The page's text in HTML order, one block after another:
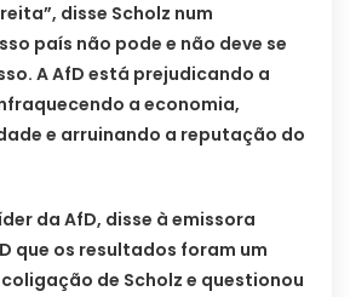
disse Scholz num
país não pode e não deve se
A AfD está prejudicando a
a economia,
e arruinando a reputação do
da AfD, disse à emissora
que os resultados foram um
de Scholz e questionou